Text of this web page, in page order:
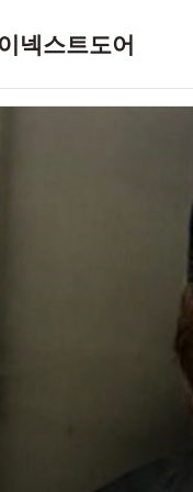
넥스트도어